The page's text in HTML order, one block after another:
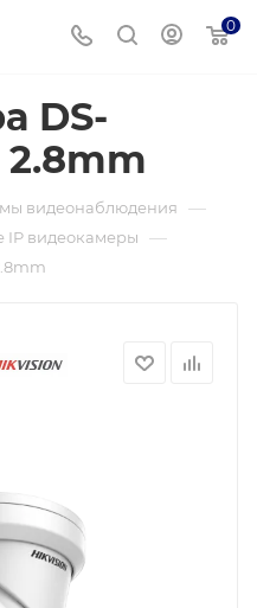
0
DS-
2.8mm
видеонаблюдения —
IP видеокамеры —